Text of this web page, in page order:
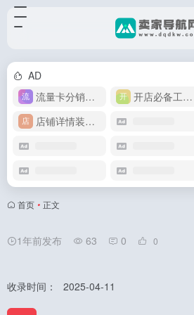
AD
流量卡分销代理
开店必备工具箱
店铺详情装修模版
首页 • 正文
1年前发布 63 0 0
收录时间： 2025-04-11